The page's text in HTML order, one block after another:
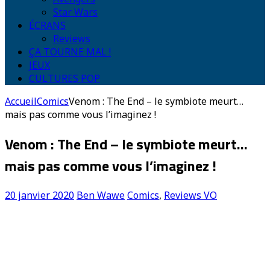
Star Wars
ÉCRANS
Reviews
ÇA TOURNE MAL !
JEUX
CULTURES POP
AccueilComicsVenom : The End – le symbiote meurt…
mais pas comme vous l’imaginez !
Venom : The End – le symbiote meurt…
mais pas comme vous l’imaginez !
20 janvier 2020 Ben WaweComics, Reviews VO